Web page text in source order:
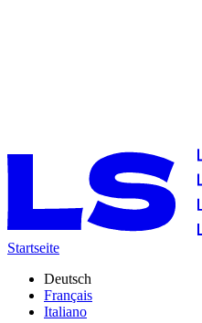
Startseite
Deutsch
Français
Italiano